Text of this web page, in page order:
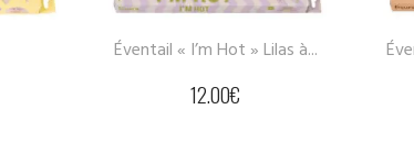
Éventail « I’m Hot » Lilas à...
12.00€